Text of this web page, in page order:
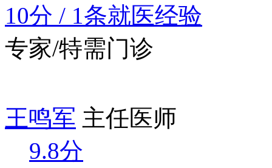
10分 / 1条就医经验
专家/特需门诊
王鸣军 主任医师
9.8分